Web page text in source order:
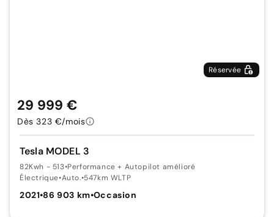
Réservée
Tesla MODEL 3
82Kwh - 513•Performance + Autopilot amélioré
Électrique•Auto.•547km WLTP
2021•86 903 km•Occasion
29 999 €
Dès 323 €/mois